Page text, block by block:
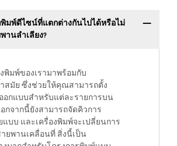
มพ์ดีไซน์ที่แตกต่างกันไปได้หรือไม่
านลำเลียง?
พิมพ์ของเรามาพร้อมกับ
สมัย ซึ่งช่วยให้คุณสามารถตั้ง
อกแบบสำหรับแต่ละรายการบน
กจากนี้ยังสามารถจัดคิวการ
บบ และเครื่องพิมพ์จะเปลี่ยนการ
ยพานเคลื่อนที่ สิ่งนี้เป็น